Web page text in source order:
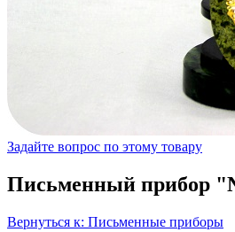
Задайте вопрос по этому товару
Письменный прибор
Вернуться к: Письменные приборы